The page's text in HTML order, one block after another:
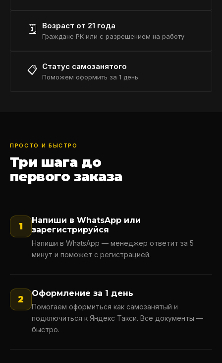
🗓️ Возраст от 21 года
Граждане РК или с разрешением на работу
📋 Статус самозанятого
Поможем оформить за 1 день
ПРОСТО И БЫСТРО
Три шага до
первого заказа
1
Напиши в WhatsApp или
зарегистрируйся
Напиши в WhatsApp — менеджер ответит за 5
минут и поможет с регистрацией.
2
Оформление за 1 день
Помогаем оформиться как самозанятый и
подключиться к Яндекс Такси. Все документы —
быстро.